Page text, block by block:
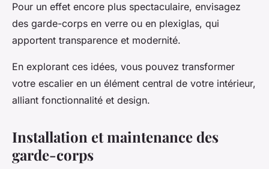
Pour un effet encore plus spectaculaire, envisagez
des garde-corps en verre ou en plexiglas, qui
apportent transparence et modernité.
En explorant ces idées, vous pouvez transformer
votre escalier en un élément central de votre intérieur,
alliant fonctionnalité et design.
Installation et maintenance des
garde-corps